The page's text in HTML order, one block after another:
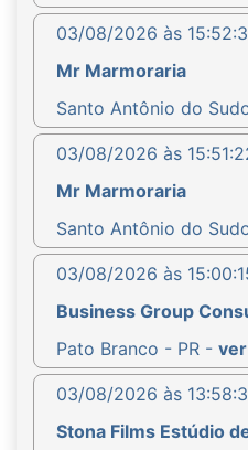
03/08/2026 às
Mr Marmoraria
Santo Antônio do
03/08/2026 às
Mr Marmoraria
Santo Antônio do
03/08/2026 às
Business Group
Pato Branco - PR -
03/08/2026 às
Stona Films Estúdio